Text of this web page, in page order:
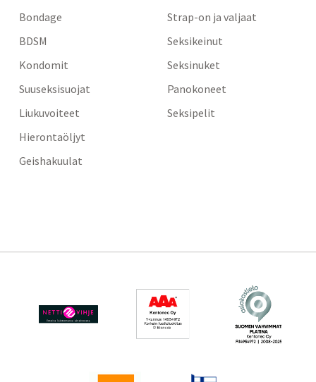
Bondage
BDSM
Kondomit
Suuseksisuojat
Liukuvoiteet
Hierontaöljyt
Geishakuulat
Strap-on ja valjaat
Seksikeinut
Seksinuket
Panokoneet
Seksipelit